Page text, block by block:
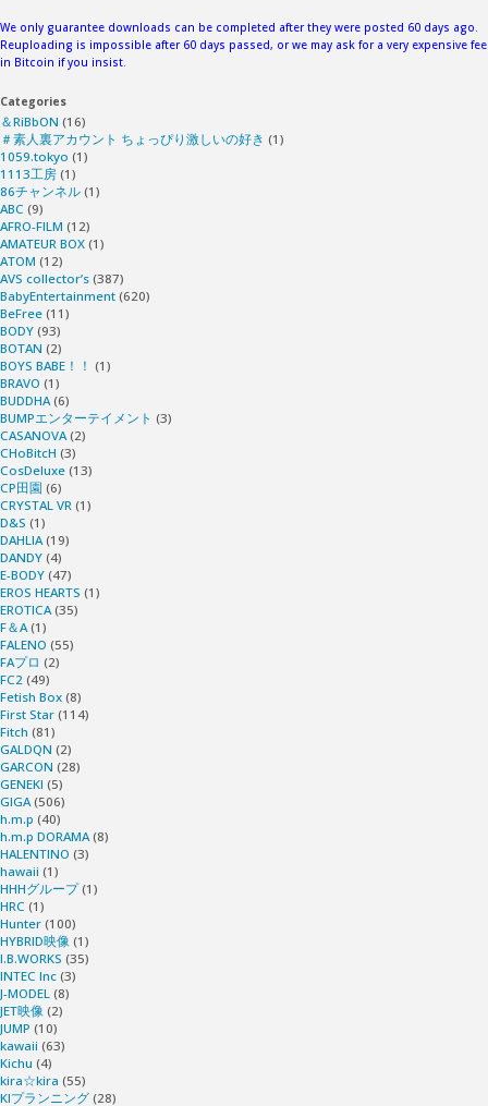
We only guarantee downloads can be completed after they were posted 60 days ago.
Reuploading is impossible after 60 days passed, or we may ask for a very expensive fee
in Bitcoin if you insist.
Categories
＆RiBbON (16)
＃素人裏アカウント ちょっぴり激しいの好き (1)
1059.tokyo (1)
1113工房 (1)
86チャンネル (1)
ABC (9)
AFRO-FILM (12)
AMATEUR BOX (1)
ATOM (12)
AVS collector’s (387)
BabyEntertainment (620)
BeFree (11)
BODY (93)
BOTAN (2)
BOYS BABE！！ (1)
BRAVO (1)
BUDDHA(6)
BUMPエンターテイメント (3)
CASANOVA(2)
CHoBitcH (3)
CosDeluxe (13)
CP田園 (6)
CRYSTAL VR (1)
D&S (1)
DAHLIA(19)
DANDY (4)
E-BODY (47)
EROS HEARTS (1)
EROTICA(35)
F＆A(1)
FALENO (55)
FAプロ (2)
FC2 (49)
Fetish Box (8)
First Star (114)
Fitch (81)
GALDQN (2)
GARCON (28)
GENEKI (5)
GIGA(506)
h.m.p (40)
h.m.p DORAMA(8)
HALENTINO (3)
hawaii (1)
HHHグループ(1)
HRC (1)
Hunter (100)
HYBRID映像 (1)
I.B.WORKS (35)
INTEC Inc (3)
J-MODEL (8)
JET映像 (2)
JUMP (10)
kawaii (63)
Kichu (4)
kira☆kira (55)
KIプランニング (28)